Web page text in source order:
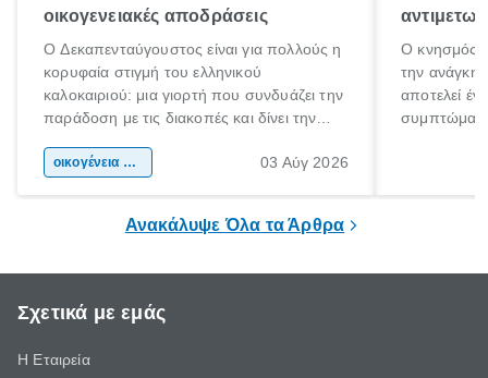
οικογενειακές αποδράσεις
Ο Δεκαπενταύγουστος είναι για πολλούς η
κορυφαία στιγμή του ελληνικού
καλοκαιριού: μια γιορτή που συνδυάζει την
παράδοση με τις διακοπές και δίνει την
χώρας. Είτε πρόκειται για λίγες μέρες
οικογένεια & παιδί 03 Αύγ 2026
Ο κνησμός
την ανάγκη
αποτελεί
Ανακάλυψε Όλα τα Άρθρα
Σχετικά με εμάς
Η Εταιρεία